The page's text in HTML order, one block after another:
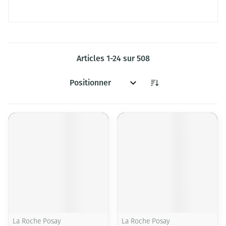
Articles 1-24sur508
Trier par:
La Roche Posay La Roche Posay